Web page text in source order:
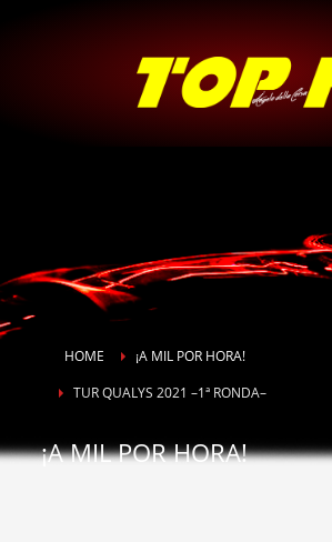
HOME
¡A MIL POR HORA!
TUR QUALYS 2021 –1ª RONDA–
¡A MIL POR HORA!